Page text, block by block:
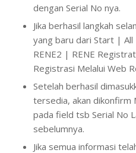
dengan Serial No nya.
Jika berhasil langkah
yang baru dari Start |
RENE2 | RENE
Registrasi Melalui Web
Setelah berhasil
tersedia, akan dikonfirm
pada field tsb Serial No
sebelumnya.
Jika semua informasi